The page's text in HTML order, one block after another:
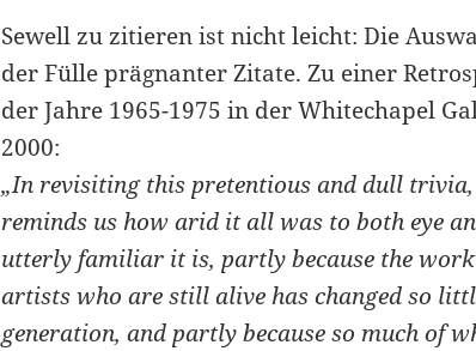
Sewell zu zitieren ist nicht leicht: Die
der Fülle prägnanter Zitate. Zu einer
der Jahre 1965-1975 in der Whitechapel
2000:
„In revisiting this pretentious and dull
reminds us how arid it all was to both eye
utterly familiar it is, partly because the
artists who are still alive has changed so
generation, and partly because so much of